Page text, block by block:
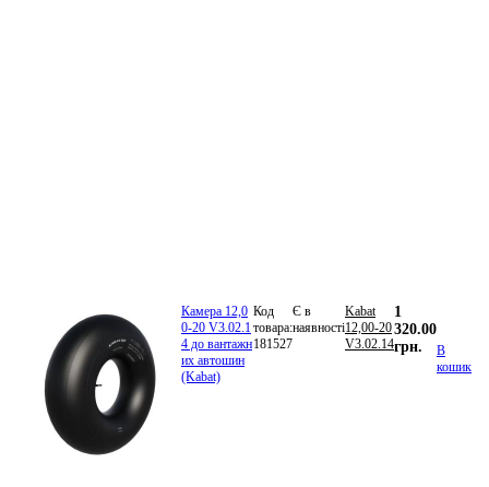
Камера 12,0
0-20 V3.02.1
4 до вантажн
их автошин
(Kabat)
Код
товара:
181527
Є в
наявності
Kabat
12,00-20
V3.02.14
1
320.00
грн.
В
кошик